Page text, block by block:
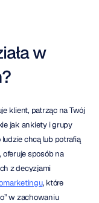
w
klient, patrząc na Twój
jak ankiety i grupy
chcą lub potrafią
oferuje sposób na
z decyzjami
, które
w zachowaniu